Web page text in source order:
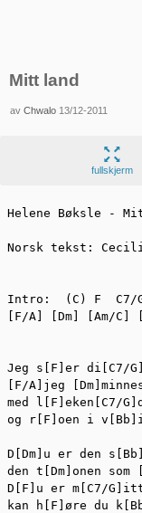
Mitt land
avChwalo 13/12-2011
fullskjerm
Helene Bøksle -
Norsk tekst:
Intro:  (C) F  C7/
[F/A] [Dm] [Am/
Jeg s[F]er di[C7/
[F/A]jeg
med l[F]eken[C7/
og r[F]oen i
D[Dm]u er den
den t[Dm]onen
D[F]u er m[C7/
kan h[F]øre du